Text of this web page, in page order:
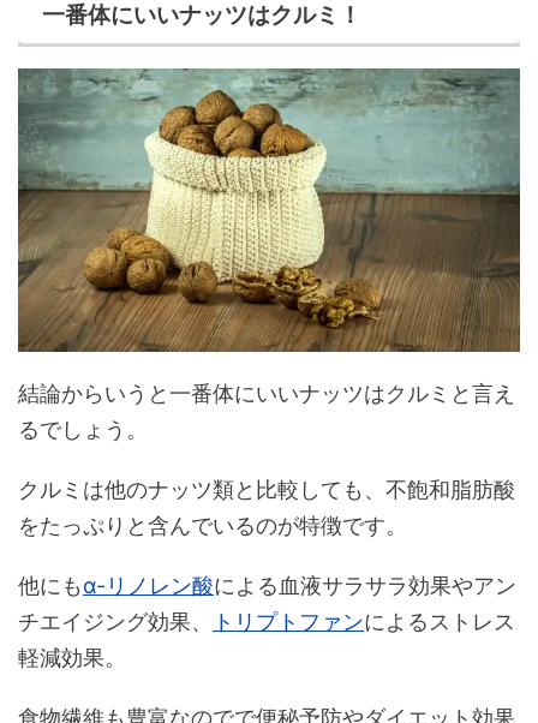
一番体にいいナッツはクルミ！
結論からいうと一番体にいいナッツはクルミと言え
るでしょう。
クルミは他のナッツ類と比較しても、不飽和脂肪酸
をたっぷりと含んでいるのが特徴です。
他にもα-リノレン酸による血液サラサラ効果やアン
チエイジング効果、
トリプトファンによるストレス
軽減効果。
食物繊維も豊富なのでで便秘予防やダイエット効果